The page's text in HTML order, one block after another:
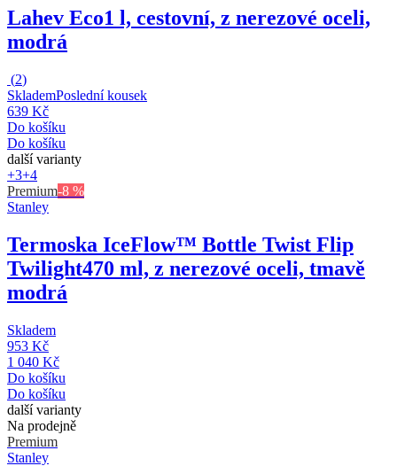
Lahev Eco1 l, cestovní, z nerezové oceli,
modrá
(2)
SklademPoslední kousek
639 Kč
Do košíku
Do košíku
další varianty
+3+4
Premium-8 %
Stanley
Termoska IceFlow™ Bottle Twist Flip
Twilight470 ml, z nerezové oceli, tmavě
modrá
Skladem
953 Kč
1 040 Kč
Do košíku
Do košíku
další varianty
Na prodejně
Premium
Stanley